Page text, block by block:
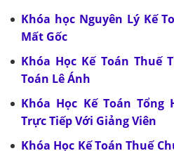
Khóa học Nguyên Lý Kế
Mất Gốc
Khóa Học Kế Toán Thuế
Toán Lê Ánh
Khóa Học Kế Toán Tổng
Trực Tiếp Với Giảng Viên
Khóa Học Kế Toán Thuế